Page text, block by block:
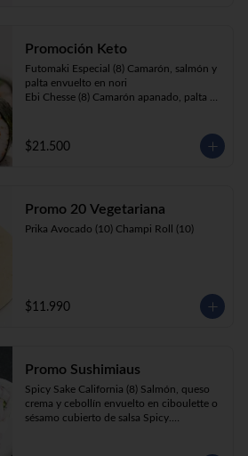
Promoción Keto
Futomaki Especial (8) Camarón, salmón y
palta envuelto en nori
Ebi Chesse (8) Camarón apanado, palta y
Sake Ebi (8) Camarón, salmón, queso
crema y cebollín envuelto en palta.
$21.500
Promo 20 Vegetariana
Prika Avocado (10) Champi Roll (10)
$11.990
Promo Sushimiaus
Spicy Sake California (8) Salmón, queso
crema y cebollín envuelto en ciboulette o
sésamo cubierto de salsa Spicy.